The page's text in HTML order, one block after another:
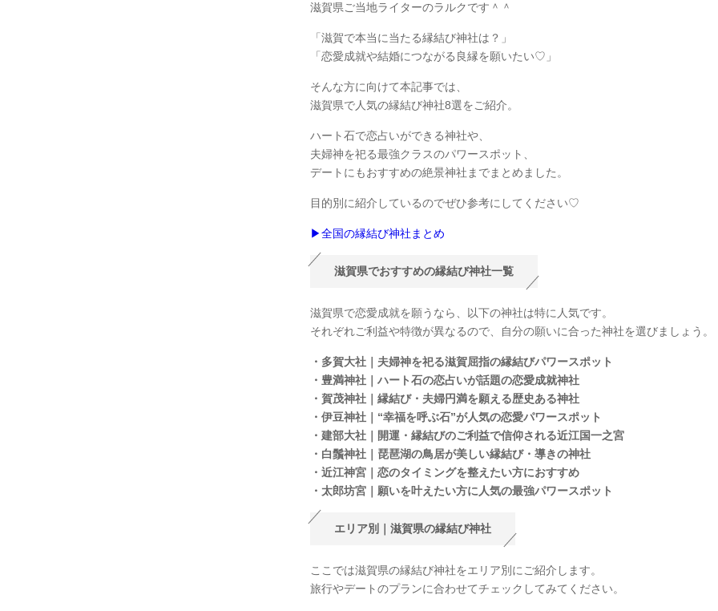
滋賀県ご当地ライターのラルクです＾＾
「滋賀で本当に当たる縁結び神社は？」
「恋愛成就や結婚につながる良縁を願いたい♡」
そんな方に向けて本記事では、
滋賀県で人気の縁結び神社8選をご紹介。
ハート石で恋占いができる神社や、
夫婦神を祀る最強クラスのパワースポット、
デートにもおすすめの絶景神社までまとめました。
目的別に紹介しているのでぜひ参考にしてください♡
▶︎全国の縁結び神社まとめ
滋賀県でおすすめの縁結び神社一覧
滋賀県で恋愛成就を願うなら、以下の神社は特に人気です。
それぞれご利益や特徴が異なるので、自分の願いに合った神社を選びましょう。
・多賀大社｜夫婦神を祀る滋賀屈指の縁結びパワースポット
・豊満神社｜ハート石の恋占いが話題の恋愛成就神社
・賀茂神社｜縁結び・夫婦円満を願える歴史ある神社
・伊豆神社｜“幸福を呼ぶ石”が人気の恋愛パワースポット
・建部大社｜開運・縁結びのご利益で信仰される近江国一之宮
・白鬚神社｜琵琶湖の鳥居が美しい縁結び・導きの神社
・近江神宮｜恋のタイミングを整えたい方におすすめ
・太郎坊宮｜願いを叶えたい方に人気の最強パワースポット
エリア別｜滋賀県の縁結び神社
ここでは滋賀県の縁結び神社をエリア別にご紹介します。
旅行やデートのプランに合わせてチェックしてみてください。